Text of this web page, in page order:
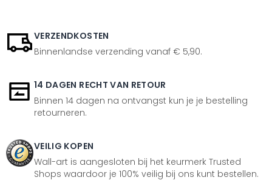
VERZENDKOSTEN
Binnenlandse verzending vanaf € 5,90.
14 DAGEN RECHT VAN RETOUR
Binnen 14 dagen na ontvangst kun je je bestelling
retourneren.
VEILIG KOPEN
Wall-art is aangesloten bij het keurmerk Trusted
Shops waardoor je 100% veilig bij ons kunt bestellen.